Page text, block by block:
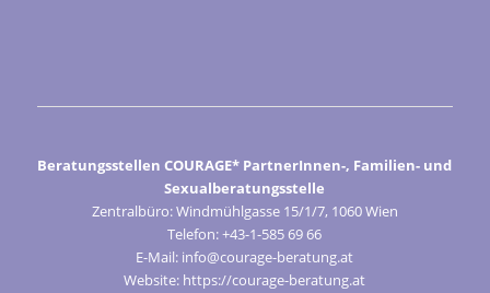
Beratungsstellen COURAGE* PartnerInnen-, Familien- und
Sexualberatungsstelle
Zentralbüro: Windmühlgasse 15/1/7, 1060 Wien
Telefon: +43-1-585 69 66
E-Mail: info@courage-beratung.at
Website: https://courage-beratung.at